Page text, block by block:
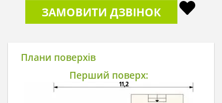
ЗАМОВИТИ ДЗВІНОК
Плани поверхів
Перший поверх: